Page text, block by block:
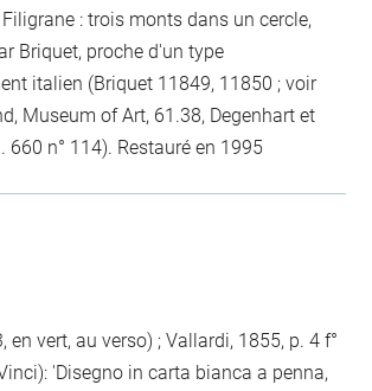
: trois monts dans un cercle,
Briquet, proche d'un type
italien (Briquet 11849, 11850 ; voir
Museum of Art, 61.38, Degenhart et
660 n° 114). Restauré en 1995
en vert, au verso) ; Vallardi, 1855, p. 4 f°
'Disegno in carta bianca a penna,